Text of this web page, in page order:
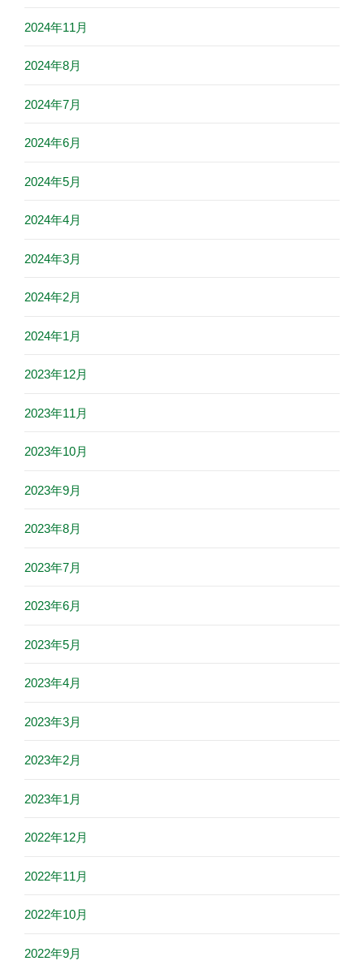
2024年11月
2024年8月
2024年7月
2024年6月
2024年5月
2024年4月
2024年3月
2024年2月
2024年1月
2023年12月
2023年11月
2023年10月
2023年9月
2023年8月
2023年7月
2023年6月
2023年5月
2023年4月
2023年3月
2023年2月
2023年1月
2022年12月
2022年11月
2022年10月
2022年9月